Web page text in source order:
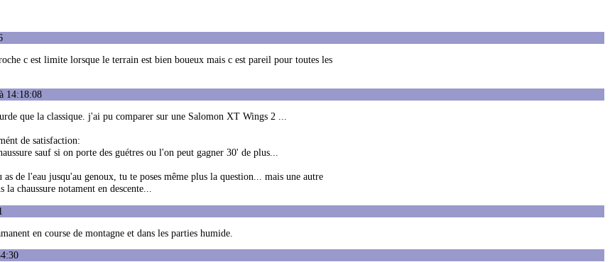
c est limite lorsque le terrain est bien boueux mais c est pareil pour toutes les
14:18:08
que la classique. j'ai pu comparer sur une Salomon XT Wings 2 ...
de satisfaction:
sauf si on porte des guétres ou l'on peut gagner 30' de plus...
de l'eau jusqu'au genoux, tu te poses même plus la question... mais une autre
chaussure notament en descente...
en course de montagne et dans les parties humide.